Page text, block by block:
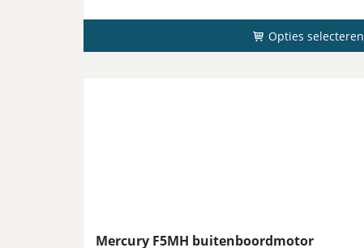
Opties selecteren
Mercury F5MH buitenboordmotor